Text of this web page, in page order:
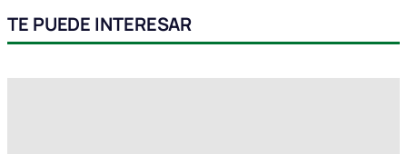
TE PUEDE INTERESAR